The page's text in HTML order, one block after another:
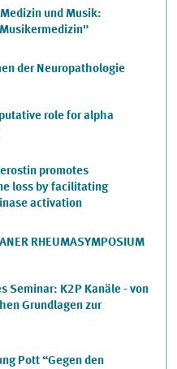
und Musik:
der Neuropathologie
role for alpha
promotes
loss by facilitating
activation
RHEUMASYMPOSIUM
Seminar: K2P Kanäle - von
Grundlagen zur
Pott “Gegen den